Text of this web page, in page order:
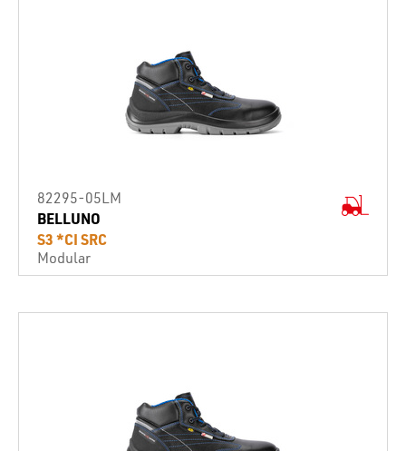
82295-05LM
BELLUNO
S3 *CI SRC
Modular